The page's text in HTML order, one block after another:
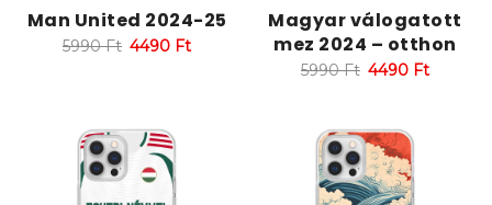
Man United 2024-25
5990Ft 4490 Ft
Magyar válogatott
mez 2024 – otthon
5990Ft 4490 Ft